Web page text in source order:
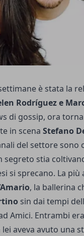
è stata la
Rodríguez e
di gossip, ora torna
in scena Stefano
del settore sono
segreto stia
si sprecano. La più
, la ballerina
sin dai tempi
Amici. Entrambi
aveva avuto una